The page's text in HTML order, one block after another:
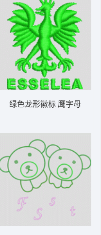
绿色龙形徽标 鹰字母